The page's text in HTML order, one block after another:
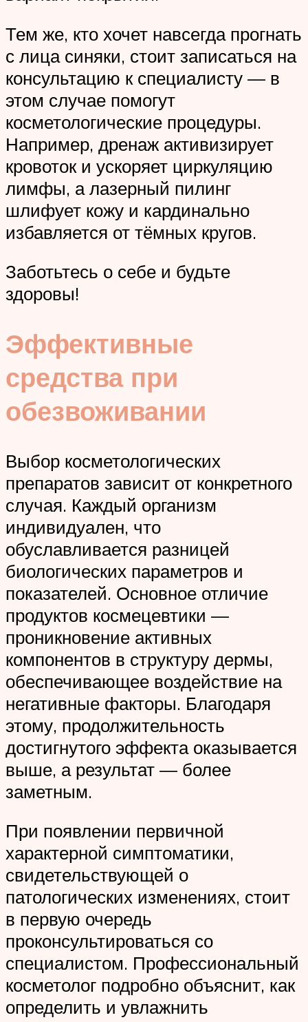
Тем же, кто хочет навсегда прогнать
с лица синяки, стоит записаться на
консультацию к специалисту — в
этом случае помогут
косметологические процедуры.
Например, дренаж активизирует
кровоток и ускоряет циркуляцию
лимфы, а лазерный пилинг
шлифует кожу и кардинально
избавляется от тёмных кругов.
Заботьтесь о себе и будьте
здоровы!
Эффективные
средства при
обезвоживании
Выбор косметологических
препаратов зависит от конкретного
случая. Каждый организм
индивидуален, что
обуславливается разницей
биологических параметров и
показателей. Основное отличие
продуктов космецевтики —
проникновение активных
компонентов в структуру дермы,
обеспечивающее воздействие на
негативные факторы. Благодаря
этому, продолжительность
достигнутого эффекта оказывается
выше, а результат — более
заметным.
При появлении первичной
характерной симптоматики,
свидетельствующей о
патологических изменениях, стоит
в первую очередь
проконсультироваться со
специалистом. Профессиональный
косметолог подробно объяснит, как
определить и увлажнить